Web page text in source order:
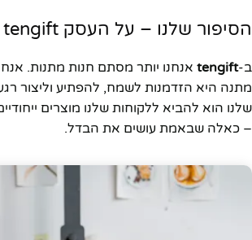
הסיפור שלנו – על העסק tengift
ב-tengift אנחנו יותר מסתם חנות מתנות.
מתנה היא הזדמנות לשמח, להפתיע וליצור
שלנו הוא להביא ללקוחות שלנו מוצרים
– כאלה שבאמת עושים את הבדל.